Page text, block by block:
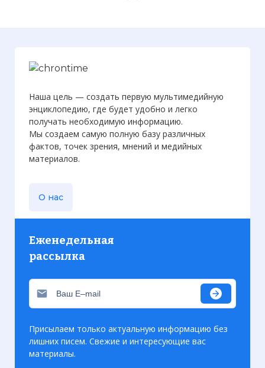
Наша цель — создать первую мультимедийную
энциклопедию, где будет удобно и легко
получать необходимую информацию.
Мы создаем самую полную базу различных
фактов, точек зрения, мнений и медийных
материалов.
О нас
Еженедельная
рассылка
Присылаем только актуальную информацию без
лишних писем. Свежие и интересующие вас
материалы.